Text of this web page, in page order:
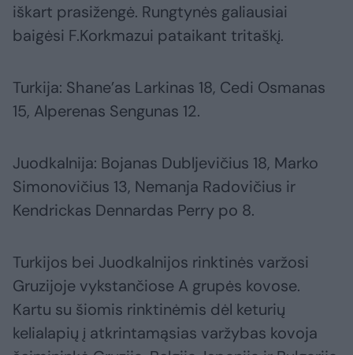
iškart prasižengė. Rungtynės galiausiai
baigėsi F.Korkmazui pataikant tritaškį.
Turkija: Shane’as Larkinas 18, Cedi Osmanas
15, Alperenas Sengunas 12.
Juodkalnija: Bojanas Dubljevičius 18, Marko
Simonovičius 13, Nemanja Radovičius ir
Kendrickas Dennardas Perry po 8.
Turkijos bei Juodkalnijos rinktinės varžosi
Gruzijoje vykstančiose A grupės kovose.
Kartu su šiomis rinktinėmis dėl keturių
kelialapių į atkrintamąsias varžybas kovoja